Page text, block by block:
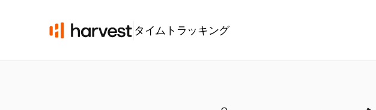
タイムトラッキング